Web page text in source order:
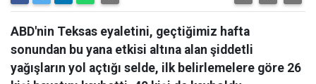
ABD'nin Teksas eyaletini, geçtiğimiz hafta
sonundan bu yana etkisi altına alan şiddetli
yağışların yol açtığı selde, ilk belirlemelere göre 26